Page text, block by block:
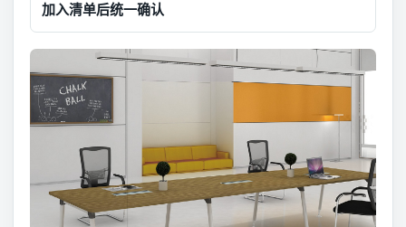
加入清单后统一确认